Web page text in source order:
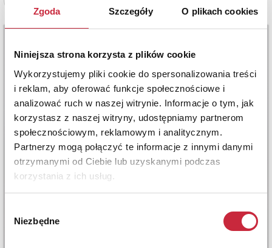
Zgoda Szczegóły O plikach cookies
Niniejsza strona korzysta z plików cookie
Wykorzystujemy pliki cookie do spersonalizowania treści
i reklam, aby oferować funkcje społecznościowe i
analizować ruch w naszej witrynie. Informacje o tym, jak
korzystasz z naszej witryny, udostępniamy partnerom
społecznościowym, reklamowym i analitycznym.
Partnerzy mogą połączyć te informacje z innymi danymi
otrzymanymi od Ciebie lub uzyskanymi podczas
korzystania z ich usług.
zgody
Niezbędne